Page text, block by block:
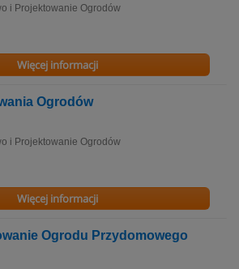
i Projektowanie Ogrodów
Więcej informacji
Ogrodów
i Projektowanie Ogrodów
Więcej informacji
Ogrodu Przydomowego